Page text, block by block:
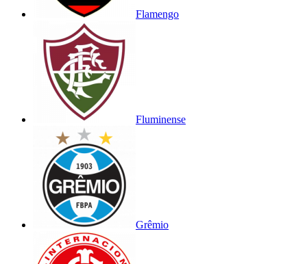
Flamengo
Fluminense
Grêmio